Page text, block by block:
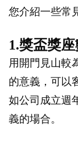
您介紹一些常
1.獎盃獎
用開門見山較
的意義，可以
如公司成立週
義的場合。